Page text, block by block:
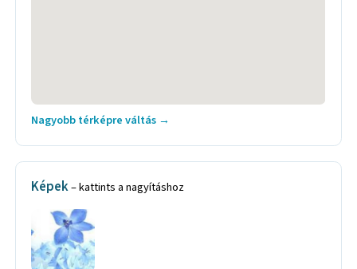
Nagyobb térképre váltás →
Képek– kattints a nagyításhoz